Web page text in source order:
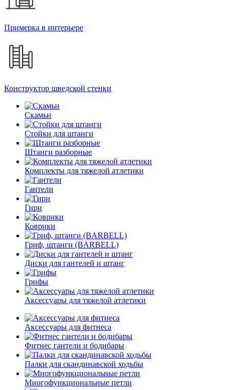
Примерка в интерьере
Конструктор шведской стенки
Скамьи
Стойки для штанги
Штанги разборные
Комплекты для тяжелой атлетики
Гантели
Гири
Коврики
Гриф, штанги (BARBELL)
Диски для гантелей и штанг
Грифы
Аксессуары для тяжелой атлетики
Аксессуары для фитнеса
Фитнес гантели и бодибары
Палки для скандинавской ходьбы
Многофункциональные петли